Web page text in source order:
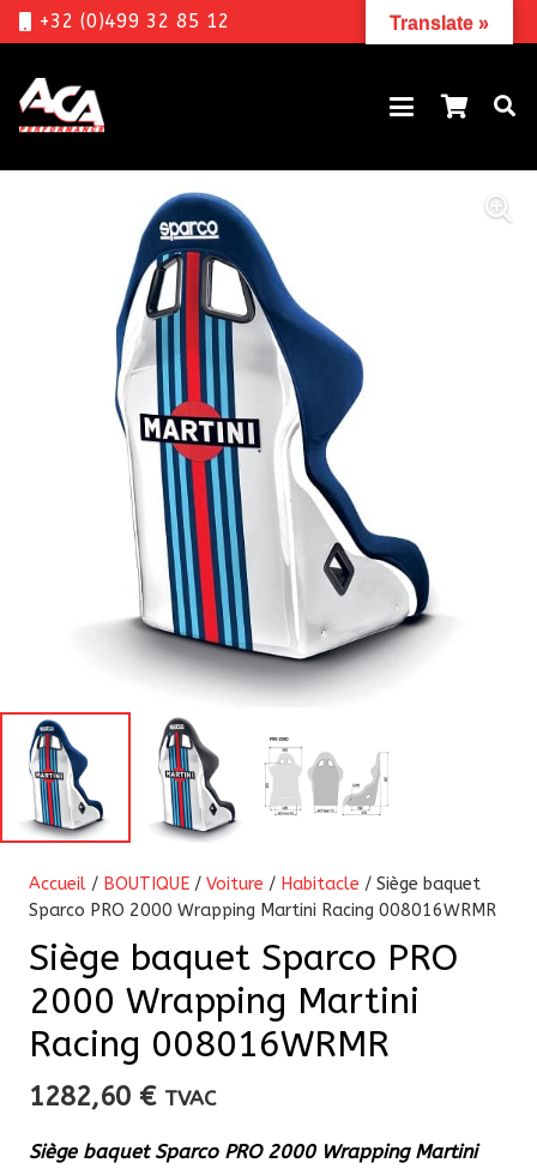
+32 (0)499 32 85 12
Accueil / BOUTIQUE / Voiture / Habitacle / Siège baquet
Sparco PRO 2000 Wrapping Martini Racing 008016WRMR
Siège baquet Sparco PRO
2000 Wrapping Martini
Racing 008016WRMR
1282,60 € TVAC
Siège baquet Sparco PRO 2000 Wrapping Martini
Translate »